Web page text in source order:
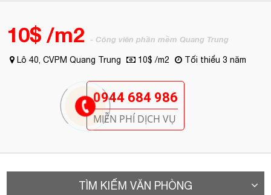
10$ /m2 - Công viên phần mềm Quang Trung
Lô 40, CVPM Quang Trung 10$ /m2 Tối thiểu 3 năm
0944 684 986
MIỄN PHÍ DỊCH VỤ
TÌM KIẾM VĂN PHÒNG